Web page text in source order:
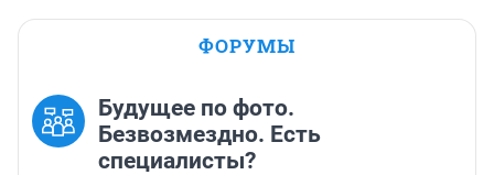
ФОРУМЫ
Будущее по фото.
Безвозмездно. Есть
специалисты?